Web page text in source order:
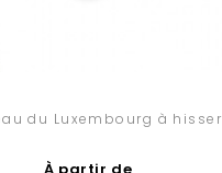
du Luxembourg à hisser